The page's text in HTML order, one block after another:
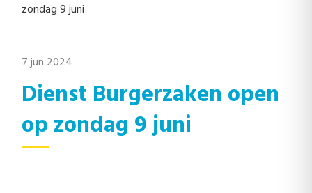
zondag 9 juni
7 jun 2024
Dienst Burgerzaken open
op zondag 9 juni